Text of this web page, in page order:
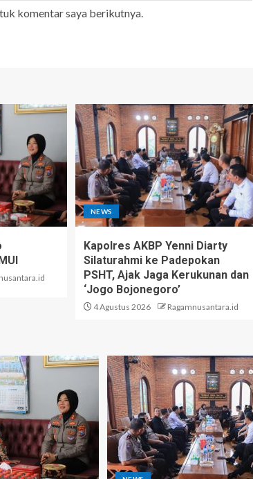
komentar saya berikutnya.
NEWS
Kapolres AKBP Yenni Diarty
Silaturahmi ke Padepokan
PSHT, Ajak Jaga Kerukunan dan
‘Jogo Bojonegoro’
4 Agustus 2026 Ragamnusantara.id